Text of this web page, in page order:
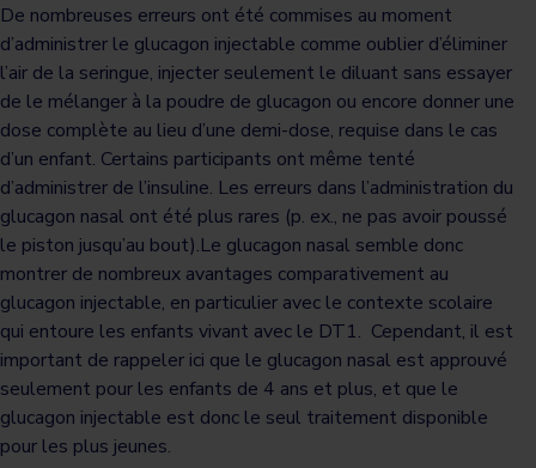
De nombreuses erreurs ont été commises au moment
d’administrer le glucagon injectable comme oublier d’éliminer
l’air de la seringue, injecter seulement le diluant sans essayer
de le mélanger à la poudre de glucagon ou encore donner une
dose complète au lieu d’une demi-dose, requise dans le cas
d’un enfant. Certains participants ont même tenté
d’administrer de l’insuline. Les erreurs dans l’administration du
glucagon nasal ont été plus rares (p. ex., ne pas avoir poussé
le piston jusqu’au bout).Le glucagon nasal semble donc
montrer de nombreux avantages comparativement au
glucagon injectable, en particulier avec le contexte scolaire
qui entoure les enfants vivant avec le DT1. Cependant, il est
important de rappeler ici que le glucagon nasal est approuvé
seulement pour les enfants de 4 ans et plus, et que le
glucagon injectable est donc le seul traitement disponible
pour les plus jeunes.